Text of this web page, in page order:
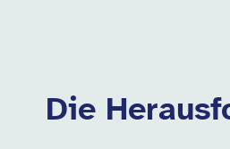
Die